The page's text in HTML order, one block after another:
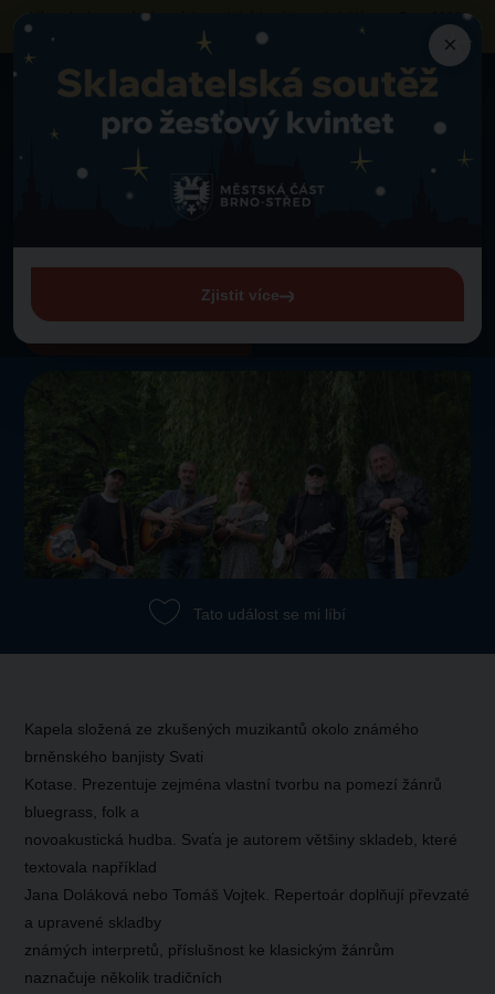
Výzva k obsazení vybraných prodejních míst
na akci „Vánoce Brno 2026“
neziskovými organizacemi a sociálními podniky
Zpět na program Program Svaťa Kotas Band
Sobota 22. 11. 2025 od 18:30
Svaťa Kotas Band
Tato událost se mi líbí
Kapela složená ze zkušených muzikantů okolo známého
brněnského banjisty Svati
Kotase. Prezentuje zejména vlastní tvorbu na pomezí žánrů
bluegrass, folk a
novoakustická hudba. Svaťa je autorem většiny skladeb, které
textovala například
Jana Doláková nebo Tomáš Vojtek. Repertoár doplňují převzaté
a upravené skladby
známých interpretů, příslušnost ke klasickým žánrům
naznačuje několik tradičních
×
Zjistit více